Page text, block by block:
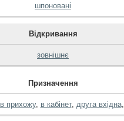
шпоновані
Відкривання
зовнішнє
Призначення
в прихожу, в кабінет, друга вхідна,